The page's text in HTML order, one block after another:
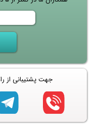
جهت پشتیبانی از